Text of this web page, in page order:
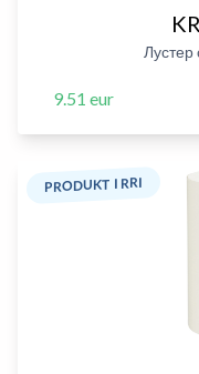
Лустер
9.51 eur
PRODUKT I RRI